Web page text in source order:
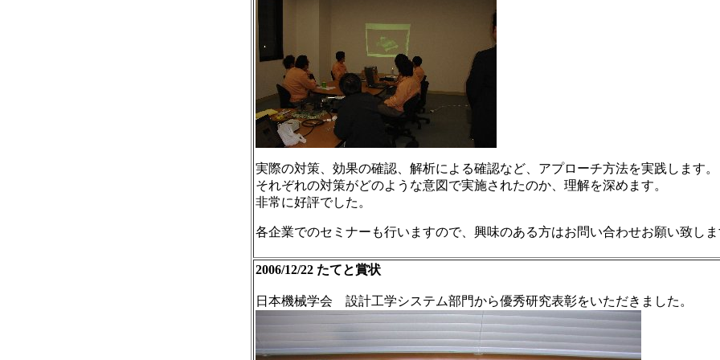
実際の対策、効果の確認、解析による確認など、アプローチ方法を実践します。
それぞれの対策がどのような意図で実施されたのか、理解を深めます。
非常に好評でした。
各企業でのセミナーも行いますので、興味のある方はお問い合わせお願い致し
2006/12/22 たてと賞状
日本機械学会 設計工学システム部門から優秀研究表彰をいただきました。